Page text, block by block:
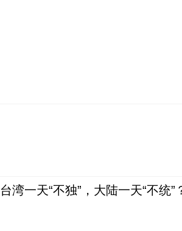
台湾一天“不独”，大陆一天“不统